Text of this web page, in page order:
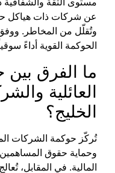
مستوى الثقة
عن شركات ذات هياكل
وتُقلّل من المخاطر.
الحوكمة القوية أداءً
ما الفرق بين
العائلية
الخليج؟
تُركّز حوكمة الشركات
وحماية حقوق المساهمين
المالية. في المقابل، تُعالج